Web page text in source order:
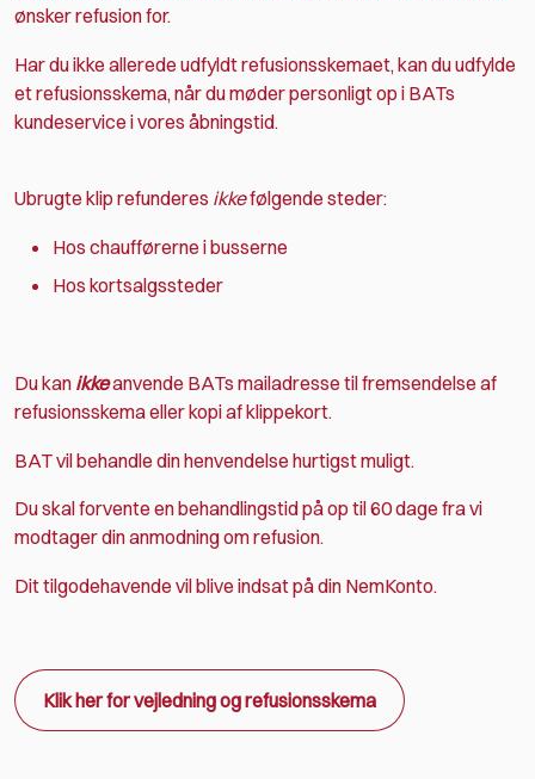
ønsker refusion for.
Har du ikke allerede udfyldt refusionsskemaet, kan du udfylde
et refusionsskema, når du møder personligt op i BATs
kundeservice i vores åbningstid.
Ubrugte klip refunderes ikkefølgende steder:
Hos chaufførerne i busserne
Hos kortsalgssteder
Du kan ikkeanvende BATs mailadresse til fremsendelse af
refusionsskema eller kopi af klippekort.
BAT vil behandle din henvendelse hurtigst muligt.
Du skal forvente en behandlingstid på op til 60 dage fra vi
modtager din anmodning om refusion.
Dit tilgodehavende vil blive indsat på din NemKonto.
Klik her for vejledning og refusionsskema